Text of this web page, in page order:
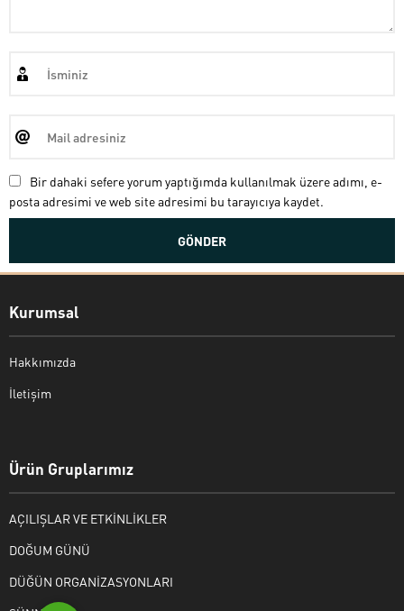
Bir dahaki sefere yorum yaptığımda kullanılmak üzere adımı, e-
posta adresimi ve web site adresimi bu tarayıcıya kaydet.
Kurumsal
Hakkımızda
İletişim
Ürün Gruplarımız
AÇILIŞLAR VE ETKİNLİKLER
DOĞUM GÜNÜ
DÜĞÜN ORGANİZASYONLARI